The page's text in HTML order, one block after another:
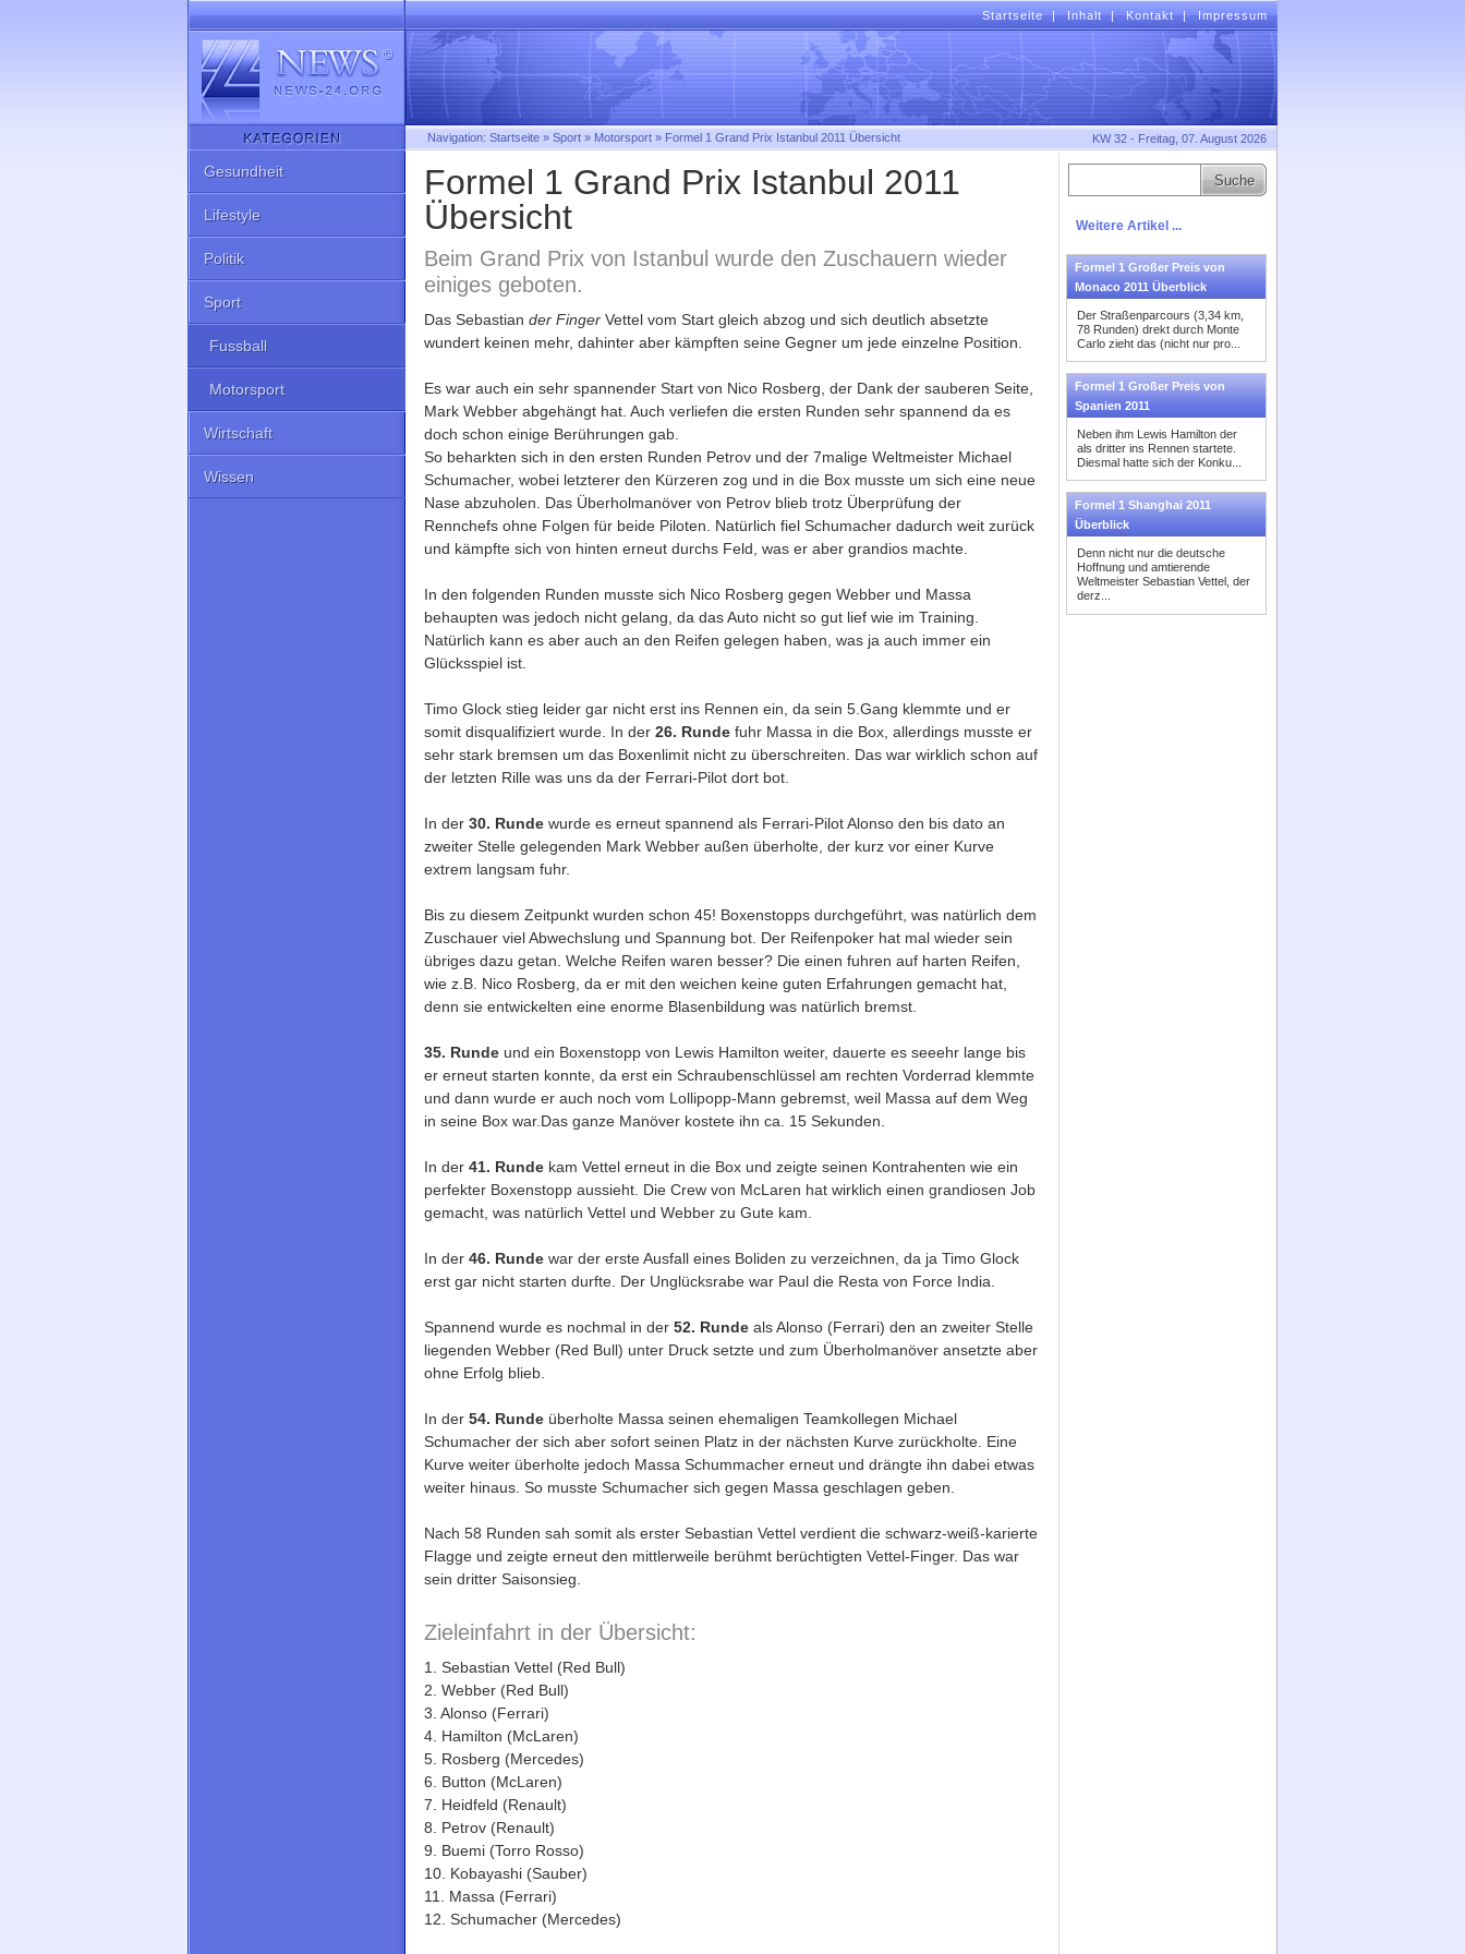
Formel 1 Grand Prix Istanbul 2011
Übersicht
Beim Grand Prix von Istanbul wurde den Zuschauern wieder
einiges geboten.
Das Sebastian der Finger Vettel vom Start gleich abzog und sich deutlich absetzte
wundert keinen mehr, dahinter aber kämpften seine Gegner um jede einzelne Position.
Es war auch ein sehr spannender Start von Nico Rosberg, der Dank der sauberen Seite,
Mark Webber abgehängt hat. Auch verliefen die ersten Runden sehr spannend da es
doch schon einige Berührungen gab.
So beharkten sich in den ersten Runden Petrov und der 7malige Weltmeister Michael
Schumacher, wobei letzterer den Kürzeren zog und in die Box musste um sich eine neue
Nase abzuholen. Das Überholmanöver von Petrov blieb trotz Überprüfung der
Rennchefs ohne Folgen für beide Piloten. Natürlich fiel Schumacher dadurch weit zurück
und kämpfte sich von hinten erneut durchs Feld, was er aber grandios machte.
In den folgenden Runden musste sich Nico Rosberg gegen Webber und Massa
behaupten was jedoch nicht gelang, da das Auto nicht so gut lief wie im Training.
Natürlich kann es aber auch an den Reifen gelegen haben, was ja auch immer ein
Glücksspiel ist.
Timo Glock stieg leider gar nicht erst ins Rennen ein, da sein 5.Gang klemmte und er
somit disqualifiziert wurde. In der 26. Runde fuhr Massa in die Box, allerdings musste er
sehr stark bremsen um das Boxenlimit nicht zu überschreiten. Das war wirklich schon auf
der letzten Rille was uns da der Ferrari-Pilot dort bot.
In der 30. Runde wurde es erneut spannend als Ferrari-Pilot Alonso den bis dato an
zweiter Stelle gelegenden Mark Webber außen überholte, der kurz vor einer Kurve
extrem langsam fuhr.
Bis zu diesem Zeitpunkt wurden schon 45! Boxenstopps durchgeführt, was natürlich dem
Zuschauer viel Abwechslung und Spannung bot. Der Reifenpoker hat mal wieder sein
übriges dazu getan. Welche Reifen waren besser? Die einen fuhren auf harten Reifen,
wie z.B. Nico Rosberg, da er mit den weichen keine guten Erfahrungen gemacht hat,
denn sie entwickelten eine enorme Blasenbildung was natürlich bremst.
35. Runde und ein Boxenstopp von Lewis Hamilton weiter, dauerte es seeehr lange bis
er erneut starten konnte, da erst ein Schraubenschlüssel am rechten Vorderrad klemmte
und dann wurde er auch noch vom Lollipopp-Mann gebremst, weil Massa auf dem Weg
in seine Box war.Das ganze Manöver kostete ihn ca. 15 Sekunden.
In der 41. Runde kam Vettel erneut in die Box und zeigte seinen Kontrahenten wie ein
perfekter Boxenstopp aussieht. Die Crew von McLaren hat wirklich einen grandiosen Job
gemacht, was natürlich Vettel und Webber zu Gute kam.
In der 46. Runde war der erste Ausfall eines Boliden zu verzeichnen, da ja Timo Glock
erst gar nicht starten durfte. Der Unglücksrabe war Paul die Resta von Force India.
Spannend wurde es nochmal in der 52. Runde als Alonso (Ferrari) den an zweiter Stelle
liegenden Webber (Red Bull) unter Druck setzte und zum Überholmanöver ansetzte aber
ohne Erfolg blieb.
In der 54. Runde überholte Massa seinen ehemaligen Teamkollegen Michael
Schumacher der sich aber sofort seinen Platz in der nächsten Kurve zurückholte. Eine
Kurve weiter überholte jedoch Massa Schummacher erneut und drängte ihn dabei etwas
weiter hinaus. So musste Schumacher sich gegen Massa geschlagen geben.
Nach 58 Runden sah somit als erster Sebastian Vettel verdient die schwarz-weiß-karierte
Flagge und zeigte erneut den mittlerweile berühmt berüchtigten Vettel-Finger. Das war
sein dritter Saisonsieg.
Zieleinfahrt in der Übersicht:
1. Sebastian Vettel (Red Bull)
2. Webber (Red Bull)
3. Alonso (Ferrari)
4. Hamilton (McLaren)
5. Rosberg (Mercedes)­
6. Button (McLaren)
7. Heidfeld (Renault)
8. Petrov (Renault)
9. Buemi (Torro Rosso)
­10. Kobayashi (Sauber)
11. Massa (Ferrari)
12. Schumacher (Mercedes)
Gesundheit
Lifestyle
Politik
Sport
Fussball
Motorsport
Wirtschaft
Wissen
Weitere Artikel ...
Formel 1 Großer Preis von
Monaco 2011 Überblick
Der Straßenparcours (3,34 km,
78 Runden) drekt durch Monte
Carlo zieht das (nicht nur pro...
Formel 1 Großer Preis von
Spanien 2011
Neben ihm Lewis Hamilton der
als dritter ins Rennen startete.
Diesmal hatte sich der Konku...
Formel 1 Shanghai 2011
Überblick
Denn nicht nur die deutsche
Hoffnung und amtierende
Weltmeister Sebastian Vettel, der
derz...
Startseite| Inhalt| Kontakt| Impressum
Navigation: Startseite » Sport » Motorsport » Formel 1 Grand Prix Istanbul 2011 Übersicht KW 32 - Freitag, 07. August 2026